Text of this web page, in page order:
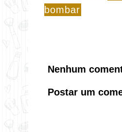
bombar
Nenhum
Postar um